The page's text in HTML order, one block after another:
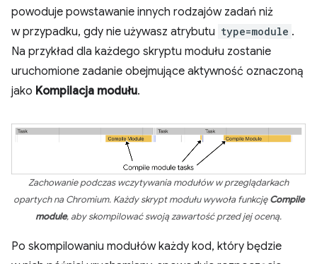
powoduje powstawanie innych rodzajów zadań niż
w przypadku, gdy nie używasz atrybutu type=module .
Na przykład dla każdego skryptu modułu zostanie
uruchomione zadanie obejmujące aktywność oznaczoną
jako Kompilacja modułu.
Zachowanie podczas wczytywania modułów w przeglądarkach
opartych na Chromium. Każdy skrypt modułu wywoła funkcjęCompile
module, aby skompilować swoją zawartość przed jej oceną.
Po skompilowaniu modułów każdy kod, który będzie